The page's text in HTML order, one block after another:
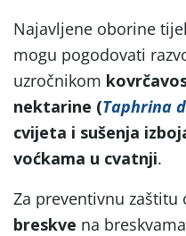
Najavljene oborine
mogu pogodovati
uzročnikom
nektarine (Taphrina
cvijeta i sušenja
voćkama u cvatnji.
Za preventivnu zaštitu
breskve na